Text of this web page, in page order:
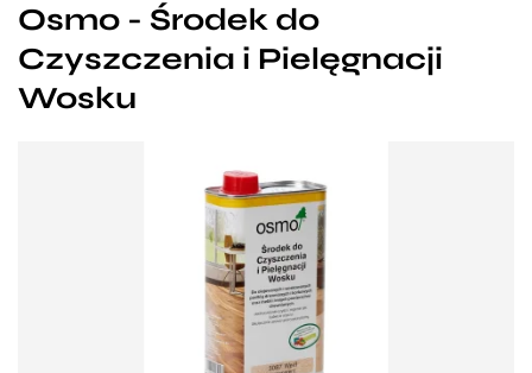
stopce
Osmo - Środek do
Czyszczenia i Pielęgnacji
Wosku